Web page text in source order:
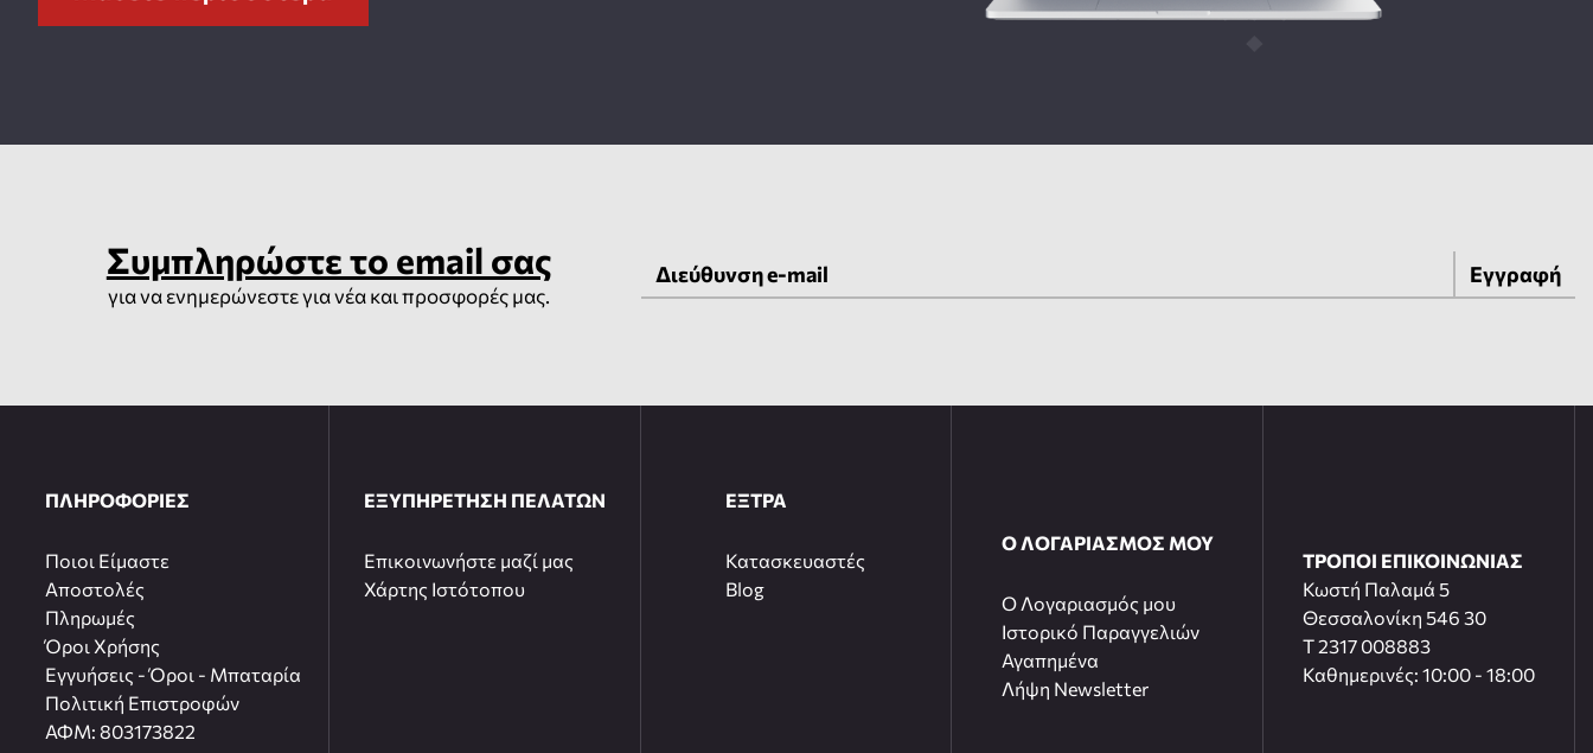
Συμπληρώστε το email σας
για να ενημερώνεστε για νέα και προσφορές μας.
Εγγραφή
ΠΛΗΡΟΦΟΡΙΕΣ
Ποιοι Είμαστε
Αποστολές
Πληρωμές
Όροι Χρήσης
Εγγυήσεις - Όροι - Μπαταρία
Πολιτική Επιστροφών
ΑΦΜ: 803173822
ΕΞΥΠΗΡΕΤΗΣΗ ΠΕΛΑΤΩΝ
Επικοινωνήστε μαζί μας
Χάρτης Ιστότοπου
ΕΞΤΡΑ
Κατασκευαστές
Blog
Ο ΛΟΓΑΡΙΑΣΜΟΣ ΜΟΥ
O Λογαριασμός μου
Ιστορικό Παραγγελιών
Αγαπημένα
Λήψη Newsletter
ΤΡΟΠΟΙ ΕΠΙΚΟΙΝΩΝΙΑΣ
Κωστή Παλαμά 5
Θεσσαλονίκη 546 30
T 2317 008883
Καθημερινές: 10:00 - 18:00